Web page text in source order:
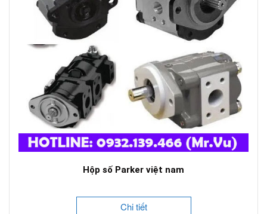
Hộp số Parker việt nam
Chi tiết